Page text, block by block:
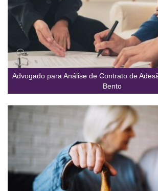
Advogado para Análise de Contrato de
Bento